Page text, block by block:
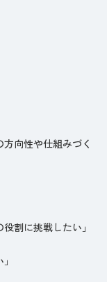
向性や仕組みづく
割に挑戦したい」